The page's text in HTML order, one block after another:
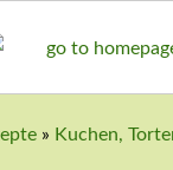
» Kuchen,